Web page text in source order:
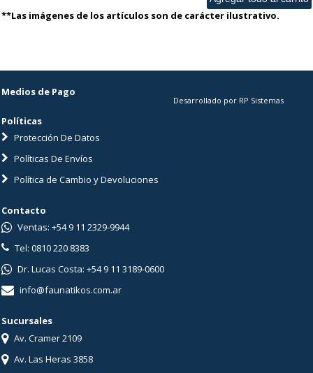
**Las imágenes de los artículos son de carácter ilustrativo.
Medios de Pago
Políticas
Protección De Datos
Políticas De Envíos
Política de Cambio y Devoluciones
Desarrollado por RP Sistemas
Contacto
Ventas: +54 9 11 2329-9944
Tel: 0810 220 8383
Dr. Lucas Costa: +54 9 11 3189-0600
info@faunatikos.com.ar
Sucursales
Av. Cramer 2109
Av. Las Heras 3858